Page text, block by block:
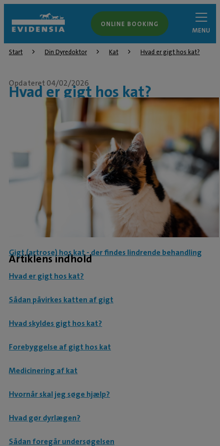
ONLINE BOOKING
MENU
Start Din Dyredoktor Kat Hvad er gigt hos kat?
Hvad er gigt hos kat?
Opdateret 04/02/2026
Artiklens indhold
Gigt (artrose) hos kat - der findes lindrende behandling
Hvad er gigt hos kat?
Sådan påvirkes katten af gigt
Hvad skyldes gigt hos kat?
Forebyggelse af gigt hos kat
Medicinering af kat
Hvornår skal jeg søge hjælp?
Hvad gør dyrlægen?
Sådan foregår undersøgelsen